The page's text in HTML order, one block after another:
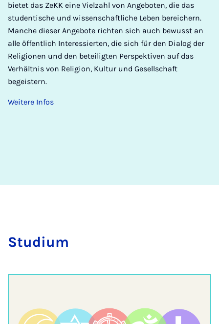
bietet das ZeKK eine Vielzahl von Angeboten, die das
studentische und wissenschaftliche Leben bereichern.
Manche dieser Angebote richten sich auch bewusst an
alle öffentlich Interessierten, die sich für den Dialog der
Religionen und den beteiligten Perspektiven auf das
Verhältnis von Religion, Kultur und Gesellschaft
begeistern.
Weitere Infos
Stu­di­um